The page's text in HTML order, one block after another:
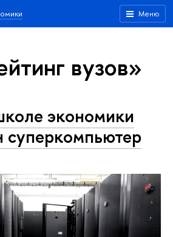
Меню
вузов»
экономики
суперкомпьютер